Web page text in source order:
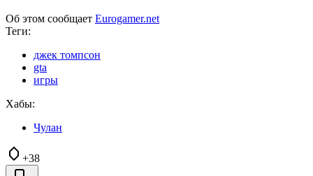
Об этом сообщает Eurogamer.net
Теги:
джек томпсон
gta
игры
Хабы:
Чулан
+38